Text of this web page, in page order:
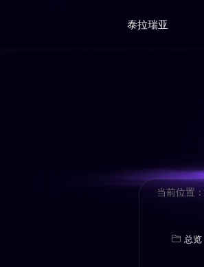
泰拉瑞亚
当前位置：
总览